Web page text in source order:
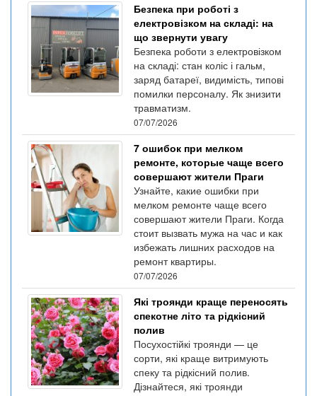
Безпека при роботі з
електровізком на складі: на
що звернути увагу
Безпека роботи з електровізком
на складі: стан коліс і гальм,
заряд батареї, видимість, типові
помилки персоналу. Як знизити
травматизм.
07/07/2026
7 ошибок при мелком
ремонте, которые чаще всего
совершают жители Праги
Узнайте, какие ошибки при
мелком ремонте чаще всего
совершают жители Праги. Когда
стоит вызвать мужа на час и как
избежать лишних расходов на
ремонт квартиры.
07/07/2026
Які троянди краще переносять
спекотне літо та рідкісний
полив
Посухостійкі троянди — це
сорти, які краще витримують
спеку та рідкісний полив.
Дізнайтеся, які троянди